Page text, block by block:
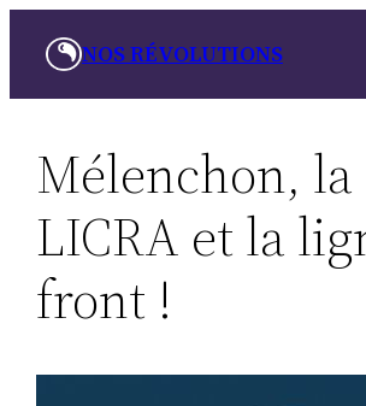
NOS RÉVOLUTIONS
Mélenchon, la
LICRA et la
front !